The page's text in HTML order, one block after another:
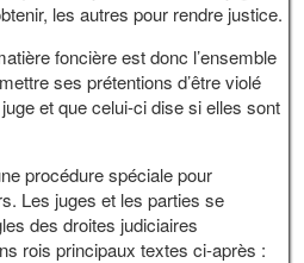
les autres pour rendre justice.
foncière est donc l’ensemble
ses prétentions d’être violé
et que celui-ci dise si elles sont
procédure spéciale pour
Les juges et les parties se
des droites judiciaires
rois principaux textes ci-après :